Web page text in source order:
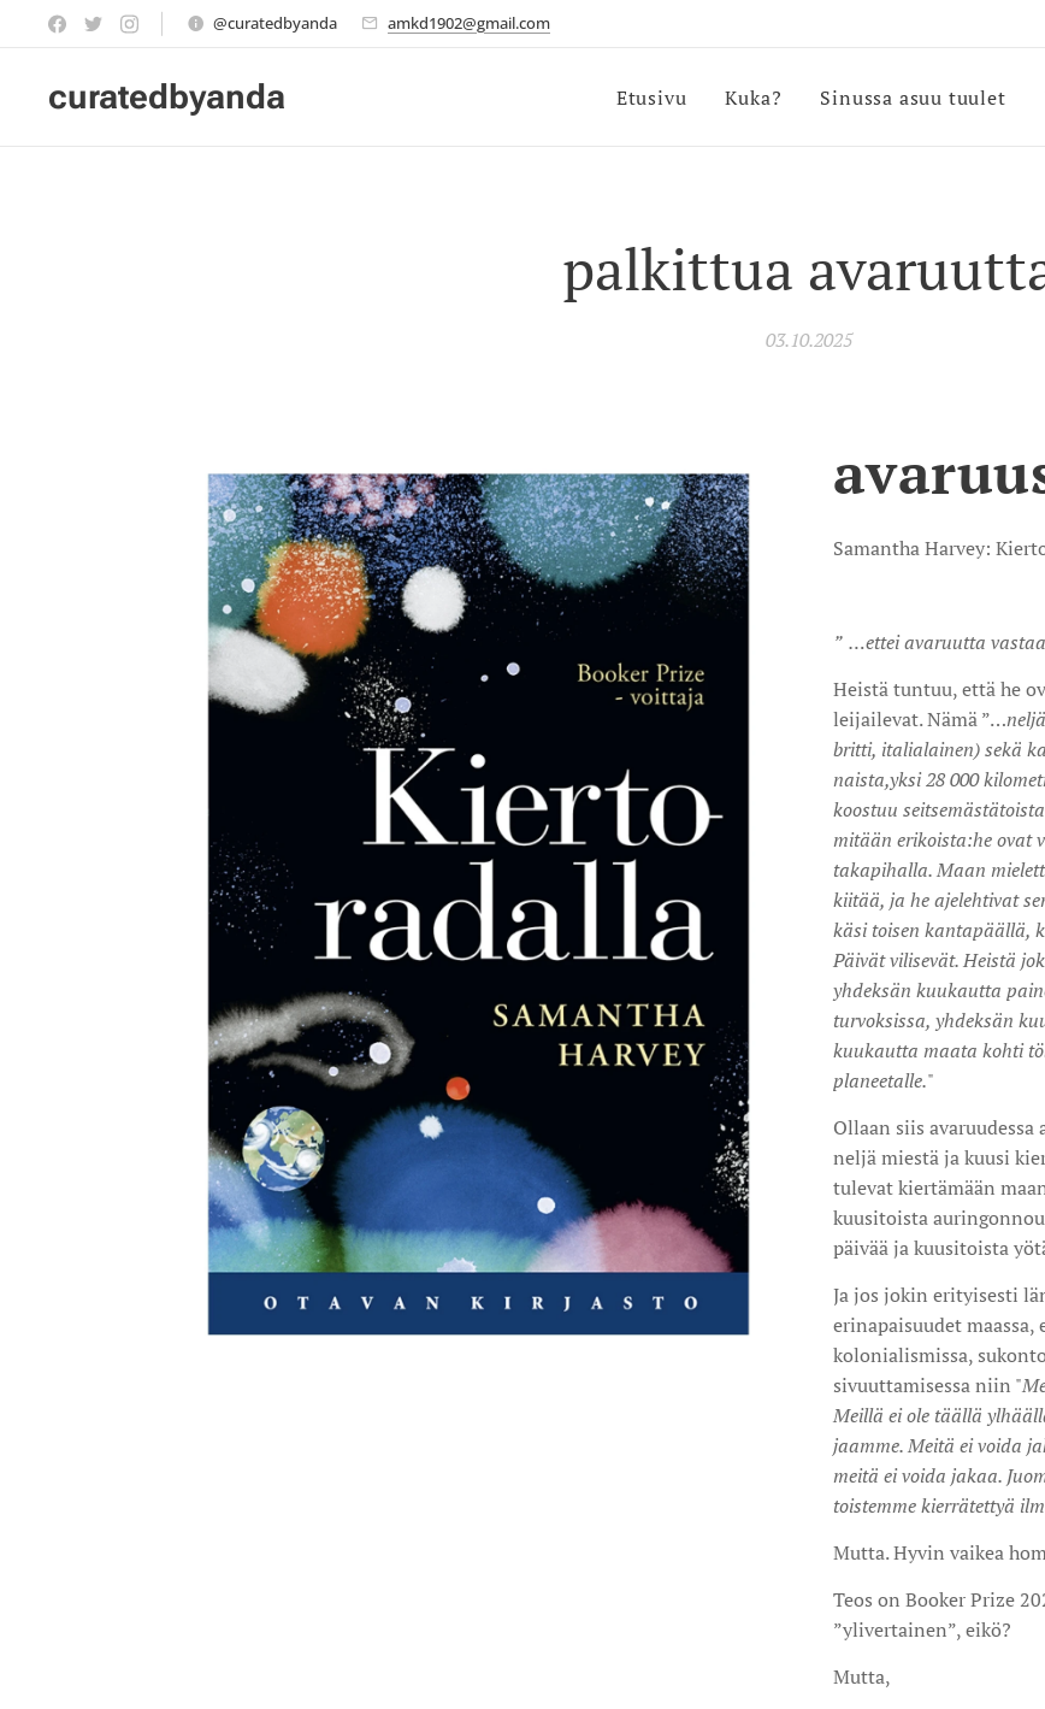
@curatedbyanda amkd1902@gmail.com
curatedbyanda Etusivu Kuka? Sinussa asuu tuulet
palkittua
03.10.2025
Samantha Harvey:
” …ettei avaruutta
Heistä tuntuu, että he
leijailevat. Nämä ”…
britti, italialainen) sekä
naista,yksi 28 000
koostuu
mitään erikoista:he ovat
takapihalla. Maan
kiitää, ja he ajelehtivat
käsi toisen kantapäällä,
Päivät vilisevät. Heistä
yhdeksän kuukautta
turvoksissa, yhdeksän
kuukautta maata kohti
planeetalle."
Ollaan siis
neljä miestä ja kuusi
tulevat kiertämään
kuusitoista
päivää ja kuusitoista
Ja jos jokin erityisesti
erinapaisuudet
kolonialismissa,
sivuuttamisessa niin "
Meillä ei ole täällä
jaamme. Meitä ei voida
meitä ei voida jakaa.
toistemme kierrätettyä
Mutta. Hyvin vaikea
Teos on Booker Prize
”ylivertainen”, eikö?
Mutta,